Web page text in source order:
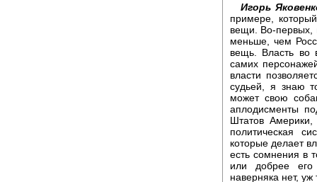
Игорь
примере,
вещи. Во-первых,
меньше, чем
вещь. Власть во
самих
власти
судьей, я знаю
может свою
аплодисменты
Штатов Америки,
политическая
которые делает
есть сомнения в
или добрее
наверняка нет,